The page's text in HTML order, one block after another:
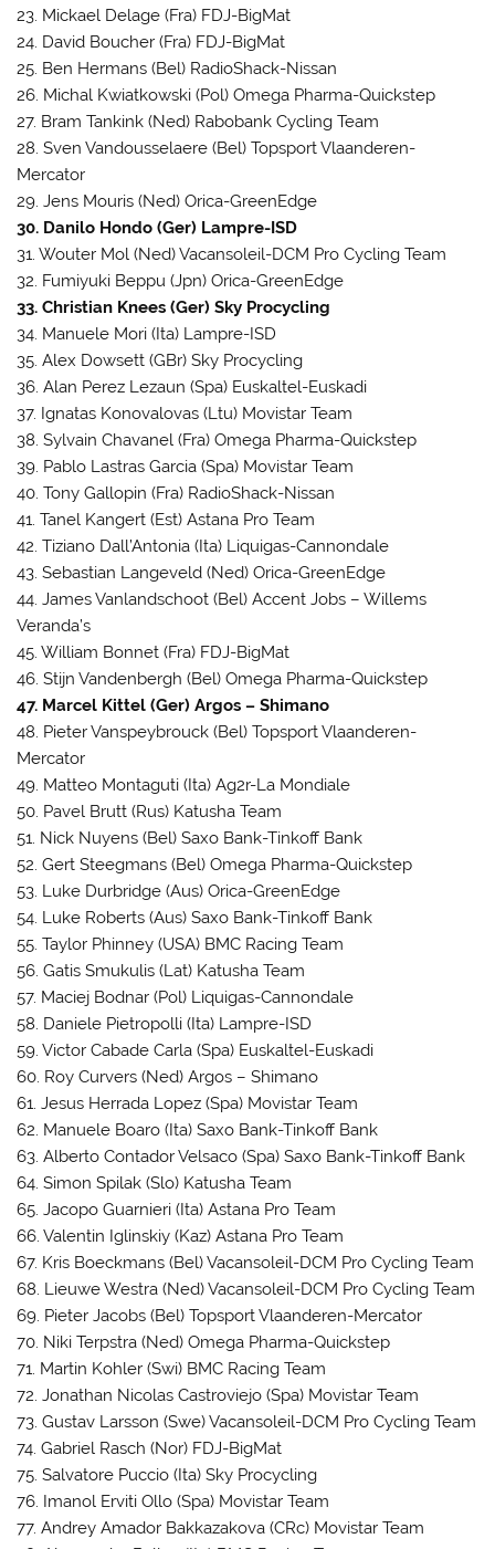
23. Mickael Delage (Fra) FDJ-BigMat
24. David Boucher (Fra) FDJ-BigMat
25. Ben Hermans (Bel) RadioShack-Nissan
26. Michal Kwiatkowski (Pol) Omega Pharma-Quickstep
27. Bram Tankink (Ned) Rabobank Cycling Team
28. Sven Vandousselaere (Bel) Topsport Vlaanderen-
Mercator
29. Jens Mouris (Ned) Orica-GreenEdge
30. Danilo Hondo (Ger) Lampre-ISD
31. Wouter Mol (Ned) Vacansoleil-DCM Pro Cycling Team
32. Fumiyuki Beppu (Jpn) Orica-GreenEdge
33. Christian Knees (Ger) Sky Procycling
34. Manuele Mori (Ita) Lampre-ISD
35. Alex Dowsett (GBr) Sky Procycling
36. Alan Perez Lezaun (Spa) Euskaltel-Euskadi
37. Ignatas Konovalovas (Ltu) Movistar Team
38. Sylvain Chavanel (Fra) Omega Pharma-Quickstep
39. Pablo Lastras Garcia (Spa) Movistar Team
40. Tony Gallopin (Fra) RadioShack-Nissan
41. Tanel Kangert (Est) Astana Pro Team
42. Tiziano Dall’Antonia (Ita) Liquigas-Cannondale
43. Sebastian Langeveld (Ned) Orica-GreenEdge
44. James Vanlandschoot (Bel) Accent Jobs – Willems
Veranda’s
45. William Bonnet (Fra) FDJ-BigMat
46. Stijn Vandenbergh (Bel) Omega Pharma-Quickstep
47. Marcel Kittel (Ger) Argos – Shimano
48. Pieter Vanspeybrouck (Bel) Topsport Vlaanderen-
Mercator
49. Matteo Montaguti (Ita) Ag2r-La Mondiale
50. Pavel Brutt (Rus) Katusha Team
51. Nick Nuyens (Bel) Saxo Bank-Tinkoff Bank
52. Gert Steegmans (Bel) Omega Pharma-Quickstep
53. Luke Durbridge (Aus) Orica-GreenEdge
54. Luke Roberts (Aus) Saxo Bank-Tinkoff Bank
55. Taylor Phinney (USA) BMC Racing Team
56. Gatis Smukulis (Lat) Katusha Team
57. Maciej Bodnar (Pol) Liquigas-Cannondale
58. Daniele Pietropolli (Ita) Lampre-ISD
59. Victor Cabade Carla (Spa) Euskaltel-Euskadi
60. Roy Curvers (Ned) Argos – Shimano
61. Jesus Herrada Lopez (Spa) Movistar Team
62. Manuele Boaro (Ita) Saxo Bank-Tinkoff Bank
63. Alberto Contador Velsaco (Spa) Saxo Bank-Tinkoff Bank
64. Simon Spilak (Slo) Katusha Team
65. Jacopo Guarnieri (Ita) Astana Pro Team
66. Valentin Iglinskiy (Kaz) Astana Pro Team
67. Kris Boeckmans (Bel) Vacansoleil-DCM Pro Cycling Team
68. Lieuwe Westra (Ned) Vacansoleil-DCM Pro Cycling Team
69. Pieter Jacobs (Bel) Topsport Vlaanderen-Mercator
70. Niki Terpstra (Ned) Omega Pharma-Quickstep
71. Martin Kohler (Swi) BMC Racing Team
72. Jonathan Nicolas Castroviejo (Spa) Movistar Team
73. Gustav Larsson (Swe) Vacansoleil-DCM Pro Cycling Team
74. Gabriel Rasch (Nor) FDJ-BigMat
75. Salvatore Puccio (Ita) Sky Procycling
76. Imanol Erviti Ollo (Spa) Movistar Team
77. Andrey Amador Bakkazakova (CRc) Movistar Team